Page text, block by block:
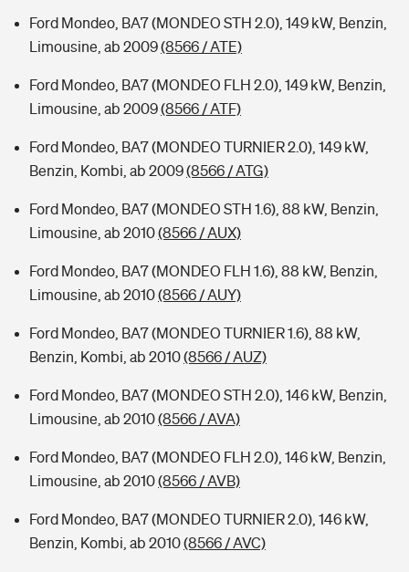
Ford Mondeo, BA7 (MONDEO STH 2.0), 149 kW, Benzin,
Limousine, ab 2009(8566 / ATE)
Ford Mondeo, BA7 (MONDEO FLH 2.0), 149 kW, Benzin,
Limousine, ab 2009(8566 / ATF)
Ford Mondeo, BA7 (MONDEO TURNIER 2.0), 149 kW,
Benzin, Kombi, ab 2009(8566 / ATG)
Ford Mondeo, BA7 (MONDEO STH 1.6), 88 kW, Benzin,
Limousine, ab 2010(8566 / AUX)
Ford Mondeo, BA7 (MONDEO FLH 1.6), 88 kW, Benzin,
Limousine, ab 2010(8566 / AUY)
Ford Mondeo, BA7 (MONDEO TURNIER 1.6), 88 kW,
Benzin, Kombi, ab 2010(8566 / AUZ)
Ford Mondeo, BA7 (MONDEO STH 2.0), 146 kW, Benzin,
Limousine, ab 2010(8566 / AVA)
Ford Mondeo, BA7 (MONDEO FLH 2.0), 146 kW, Benzin,
Limousine, ab 2010(8566 / AVB)
Ford Mondeo, BA7 (MONDEO TURNIER 2.0), 146 kW,
Benzin, Kombi, ab 2010(8566 / AVC)